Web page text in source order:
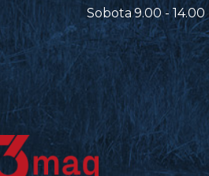
Sobota9.00 - 14.00